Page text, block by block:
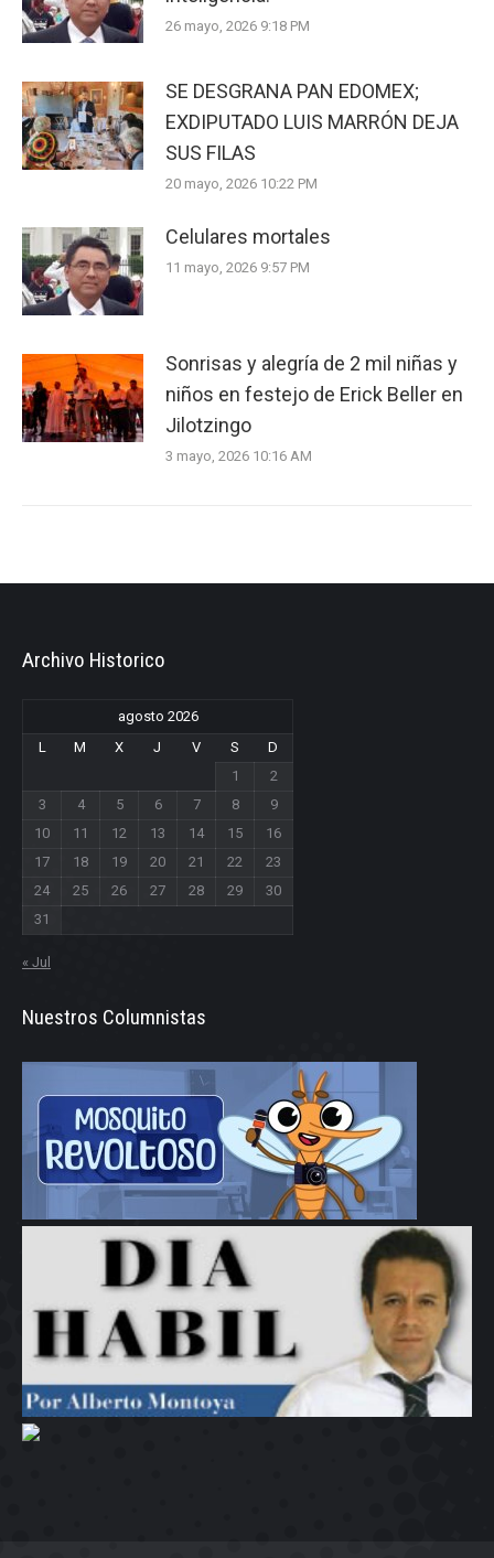
26 mayo, 2026 9:18 PM
SE DESGRANA PAN EDOMEX;
EXDIPUTADO LUIS MARRÓN DEJA
SUS FILAS
20 mayo, 2026 10:22 PM
Celulares mortales
11 mayo, 2026 9:57 PM
Sonrisas y alegría de 2 mil niñas y
niños en festejo de Erick Beller en
Jilotzingo
3 mayo, 2026 10:16 AM
Archivo Historico
agosto 2026
L
M X J V S
D
1
2
3
4 5 6 7 8
9
10
11 12 13 14 15
16
17
18 19 20 21 22
23
24
25 26 27 28 29
30
31
« Jul
Nuestros Columnistas